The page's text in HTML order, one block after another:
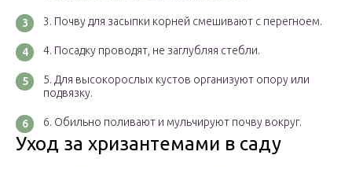
Почву для засыпки корней смешивают с перегноем.
Посадку проводят, не заглубляя стебли.
Для высокорослых кустов организуют опору или
подвязку.
Обильно поливают и мульчируют почву вокруг.
Уход за хризантемами в саду